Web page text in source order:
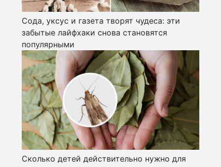
Сода, уксус и газета творят чудеса: эти
забытые лайфхаки снова становятся
популярными
Сколько детей действительно нужно для